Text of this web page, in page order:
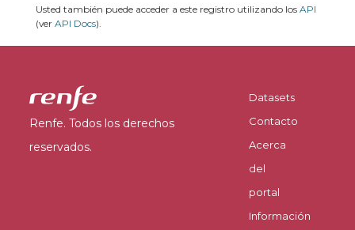
Usted también puede acceder a este registro utilizando los API
(ver API Docs).
Renfe. Todos los derechos
reservados.
Datasets
Contacto
Acerca
del
portal
Información